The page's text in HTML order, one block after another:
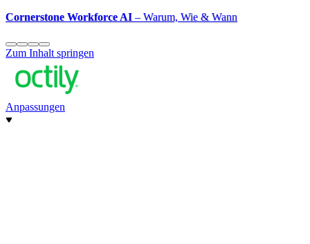
Cornerstone Workforce AI– Warum, Wie & Wann
Zum Inhalt springen
Anpassungen